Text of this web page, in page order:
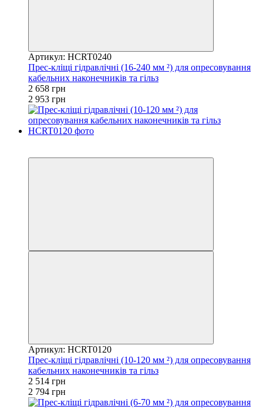
Артикул: HCRT0240
Прес-кліщі гідравлічні (16-240 мм ²) для опресовування
кабельних наконечників та гільз
2 658 грн
2 953 грн
Артикул: HCRT0120
Прес-кліщі гідравлічні (10-120 мм ²) для опресовування
кабельних наконечників та гільз
2 514 грн
2 794 грн